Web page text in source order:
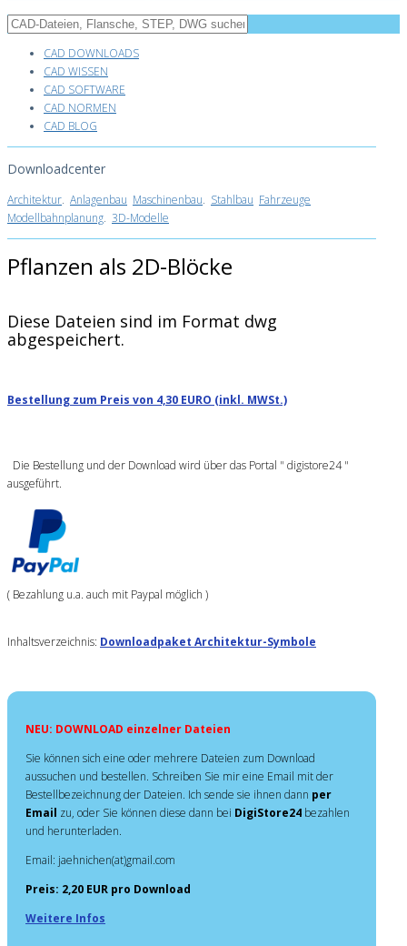
CAD DOWNLOADS
CAD WISSEN
CAD SOFTWARE
CAD NORMEN
CAD BLOG
Downloadcenter
Architektur. Anlagenbau Maschinenbau. Stahlbau Fahrzeuge
Modellbahnplanung. 3D-Modelle
Pflanzen als 2D-Blöcke
Diese Dateien sind im Format dwg
abgespeichert.
Bestellung zum Preis von 4,30 EURO (inkl. MWSt.)
Die Bestellung und der Download wird über das Portal " digistore24 "
ausgeführt.
( Bezahlung u.a. auch mit Paypal möglich )
Inhaltsverzeichnis: Downloadpaket Architektur-Symbole
NEU: DOWNLOAD einzelner Dateien
Sie können sich eine oder mehrere Dateien zum Download
aussuchen und bestellen. Schreiben Sie mir eine Email mit der
Bestellbezeichnung der Dateien. Ich sende sie ihnen dann per
Email zu, oder Sie können diese dann bei DigiStore24 bezahlen
und herunterladen.
Email: jaehnichen(at)gmail.com
Preis: 2,20 EUR pro Download
Weitere Infos